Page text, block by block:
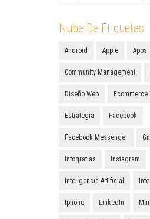
Nube De Etiquetas
Android Apple Apps
Community Management
Diseño Web Ecommerce
Estrategia Facebook
Facebook Messenger
Infografías Instagram
Inteligencia Artificial
Iphone LinkedIn